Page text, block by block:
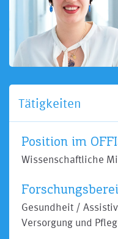
Tätigkeiten
Position im
Wissenschaftliche
Gesundheit /
Versorgung und